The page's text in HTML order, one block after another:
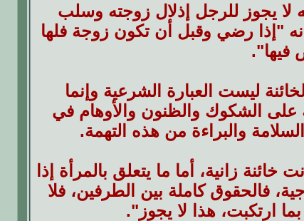
لا يجوز للرجل إذلال زوجته وسلب
"إذا رضي وقبل أن تكون زوجة فلها
فيها".
ليست العبارة الشرعية وإنما
على الشكوك والظنون والأوهام في
والبراءة من هذه التهمة.
زانية، أما ما يتعلق بالمرأة إذا
فالحقوق كاملة بين الطرفين، فلا
ارتكبت، هذا لا يجوز".